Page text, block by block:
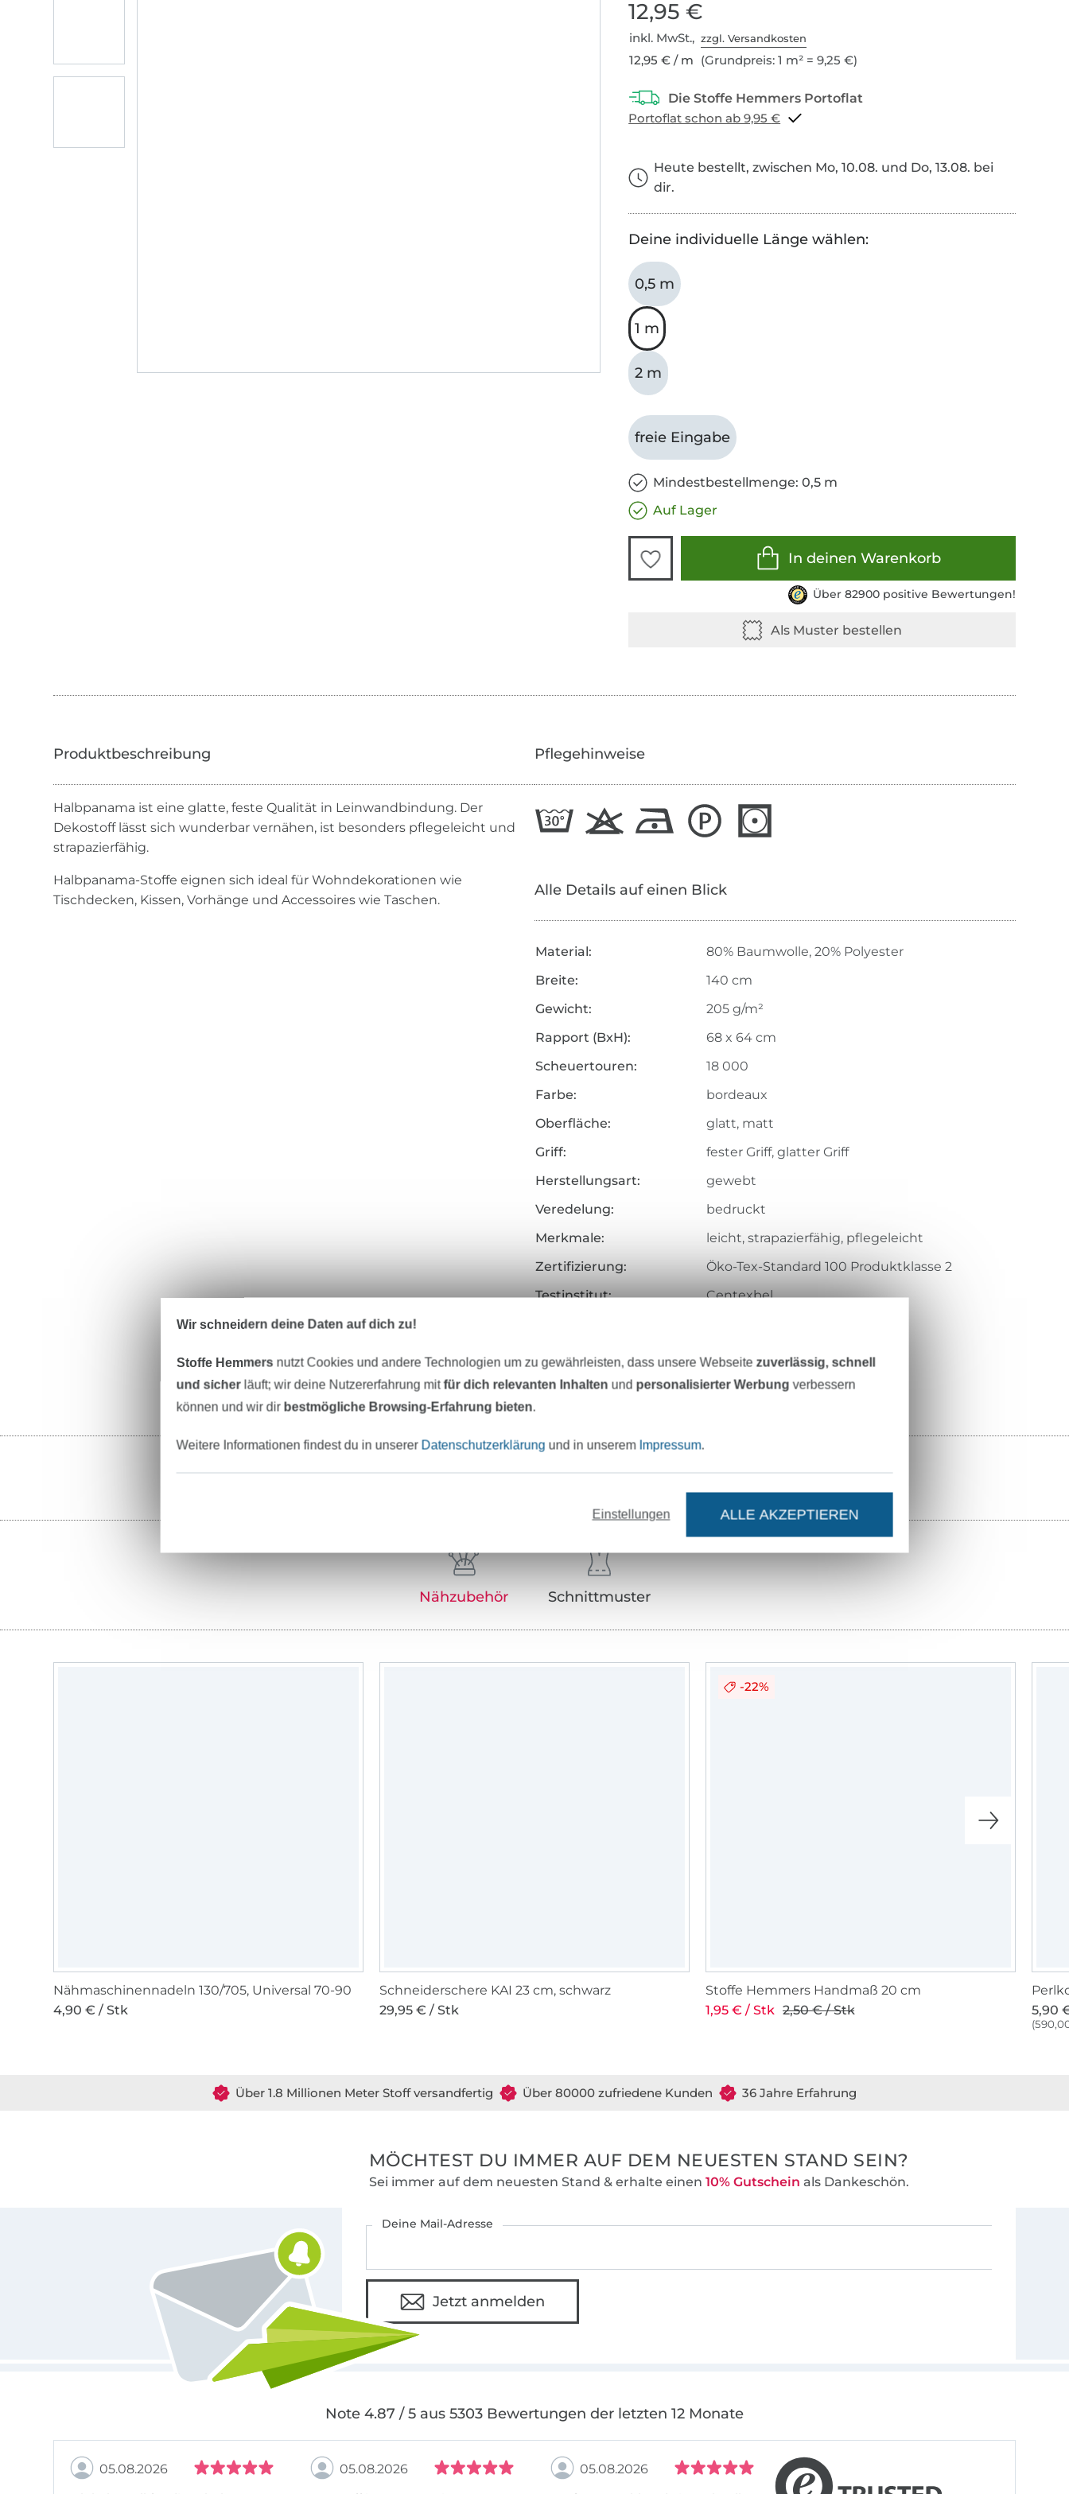
12,95 €
inkl. MwSt.,zzgl. Versandkosten
12,95 € / m (Grundpreis: 1 m² = 9,25 €)
Portoflat schon ab 9,95 €
Heute bestellt, zwischen Mo, 10.08. und Do, 13.08. bei
dir.
Deine individuelle Länge wählen:
0,5 m
1 m
2 m
freie Eingabe
Mindestbestellmenge: 0,5 m
Auf Lager
In deinen Warenkorb
Über 82900 positive Bewertungen!
Halbpanama ist eine glatte, feste Qualität in Leinwandbindung. Der
Dekostoff lässt sich wunderbar vernähen, ist besonders pflegeleicht und
strapazierfähig.
Halbpanama-Stoffe eignen sich ideal für Wohndekorationen wie
Tischdecken, Kissen, Vorhänge und Accessoires wie Taschen.
Pflegehinweise
Alle Details auf einen Blick
Material:
80% Baumwolle, 20% Polyester
Breite:
140 cm
Gewicht:
205 g/m²
Rapport (BxH):
68 x 64 cm
Scheuertouren:
18 000
Farbe:
bordeaux
Oberfläche:
glatt, matt
Griff:
fester Griff, glatter Griff
Herstellungsart:
gewebt
Veredelung:
bedruckt
Merkmale:
leicht, strapazierfähig, pflegeleicht
Zertifizierung:
Öko-Tex-Standard 100 Produktklasse 2
Testinstitut:
Centexbel
Hersteller-Kontaktdaten
Unser Tipp: Das passt dazu
Nähzubehör Schnittmuster
Nähmaschinennadeln 130/705, Universal 70-90
4,90 € / Stk
Schneiderschere KAI 23 cm, schwarz
29,95 € / Stk
-22%
Stoffe Hemmers Handmaß 20 cm
1,95 € / Stk 2,50 € / Stk
5,90
Über 1.8 Millionen Meter Stoff versandfertig Über 80000 zufriedene Kunden 36 Jahre Erfahrung
MÖCHTEST DU IMMER AUF DEM NEUESTEN STAND SEIN?
Sei immer auf dem neuesten Stand & erhalte einen 10% Gutschein als Dankeschön.
Deine Mail-Adresse
Jetzt anmelden
Note 4.87 / 5 aus 5303 Bewertungen der letzten 12 Monate
05.08.2026
05.08.2026
05.08.2026
Wir schneidern deine Daten auf dich zu!
Stoffe Hemmers nutzt Cookies und andere Technologien um zu gewährleisten, dass unsere Webseitezuverlässig, schnell
und sicherläuft; wir deine Nutzererfahrung mitfür dich relevanten Inhalten und personalisierter Werbung verbessern
können und wir dir bestmögliche Browsing-Erfahrung bieten.
Weitere Informationen findest du in unserer Datenschutzerklärung und in unserem Impressum.
Einstellungen ALLE AKZEPTIEREN